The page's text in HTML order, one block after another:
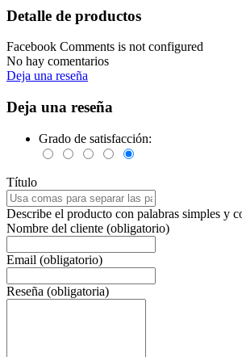
Detalle de productos
Facebook Comments is not configured
No hay comentarios
Deja una reseña
Deja una reseña
Grado de satisfacción:
Título
Describe el producto con palabras simples y
Nombre del cliente (obligatorio)
Email (obligatorio)
Reseña (obligatoria)